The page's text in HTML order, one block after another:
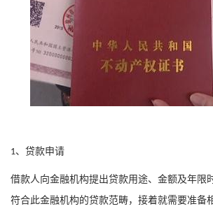
1、贷款申请
借款人向金融机构提出贷款用途、金额及年限
符合此金融机构的贷款范畴，接着就需要准备